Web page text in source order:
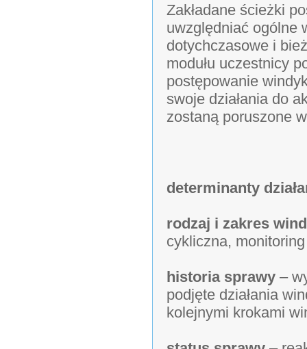
Zakładane ścieżki
uwzględniać ogólne
dotychczasowe i
modułu uczestnicy
postępowanie
swoje działania do
zostaną poruszone
determinanty
rodzaj i zakres
cykliczna,
historia sprawy –
podjęte działania
kolejnymi krokami